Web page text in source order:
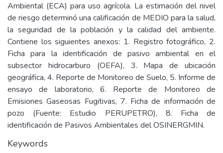
Ambiental (ECA) para uso agrícola. La estimación del nivel
de riesgo determinó una calificación de MEDIO para la salud,
la seguridad de la población y la calidad del ambiente.
Contiene los siguientes anexos: 1. Registro fotográfico, 2.
Ficha para la identificación de pasivo ambiental en el
subsector hidrocarburo (OEFA), 3. Mapa de ubicación
geográfica, 4. Reporte de Monitoreo de Suelo, 5. Informe de
ensayo de laboratorio, 6. Reporte de Monitoreo de
Emisiones Gaseosas Fugitivas, 7. Ficha de información de
pozo (Fuente: Estudio PERUPETRO), 8. Ficha de
identificación de Pasivos Ambientales del OSINERGMIN.
Keywords